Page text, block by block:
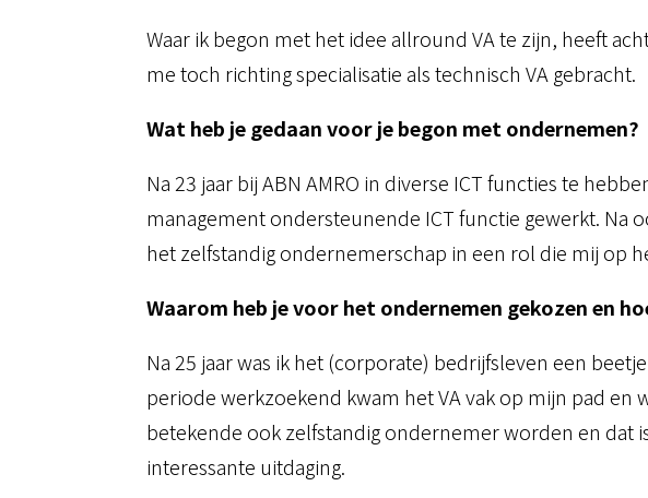
Waar ik begon met het idee allround VA te zijn, heeft
me toch richting specialisatie als technisch VA gebracht.
Wat heb je gedaan voor je begon met ondernemen?
Na 23 jaar bij ABN AMRO in diverse ICT functies te
management ondersteunende ICT functie gewerkt. Na
het zelfstandig ondernemerschap in een rol die mij op
Waarom heb je voor het ondernemen gekozen en
Na 25 jaar was ik het (corporate) bedrijfsleven een
periode werkzoekend kwam het VA vak op mijn pad en
betekende ook zelfstandig ondernemer worden en dat
interessante uitdaging.